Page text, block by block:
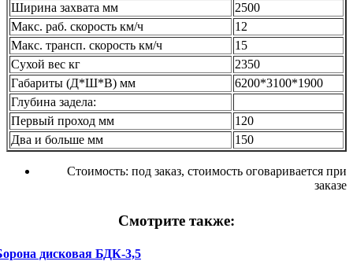
Ширина захвата мм
2500
Макс. раб. скорость км/ч
12
Макс. трансп. скорость км/ч
15
Сухой вес кг
2350
Габариты (Д*Ш*В) мм
6200*3100*1900
Глубина задела:
Первый проход мм
120
Два и больше мм
150
Стоимость: под заказ, стоимость оговаривается при
заказе
Смотрите также:
дисковая БДК-3,5